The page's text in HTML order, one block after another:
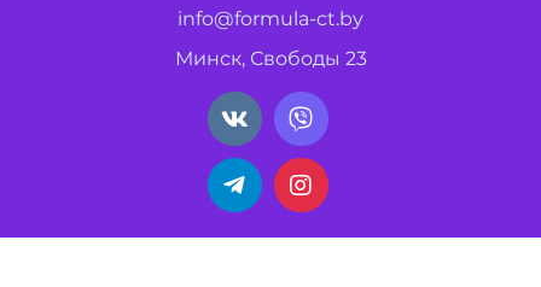
info@formula-ct.by
Минск, Свободы 23